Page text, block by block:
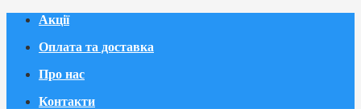
Акції
Оплата та доставка
Про нас
Контакти